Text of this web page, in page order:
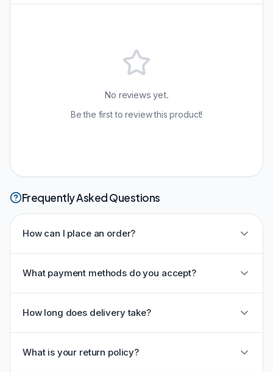
No reviews yet.
Be the first to review this product!
Frequently Asked Questions
How can I place an order?
What payment methods do you accept?
How long does delivery take?
What is your return policy?